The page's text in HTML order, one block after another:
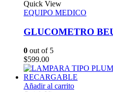
Quick View
EQUIPO MEDICO
GLUCOMETRO
0 out of 5
$599.00
Añadir al carrito